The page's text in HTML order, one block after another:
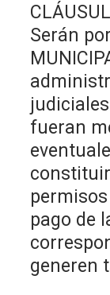
Serán
fueran
permisos
pago de
generen